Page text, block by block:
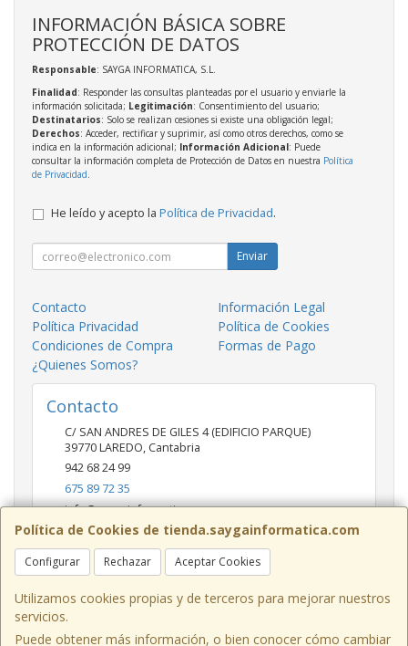
Política de Cookies de tienda.saygainformatica.com
Configurar Rechazar Aceptar Cookies
Utilizamos cookies propias y de terceros para mejorar nuestros
servicios.
Puede obtener más información, o bien conocer cómo cambiar
INFORMACIÓN BÁSICA SOBRE
PROTECCIÓN DE DATOS
Responsable: SAYGA INFORMATICA, S.L.
Finalidad: Responder las consultas planteadas por el usuario y enviarle la
información solicitada; Legitimación: Consentimiento del usuario;
Destinatarios: Solo se realizan cesiones si existe una obligación legal;
Derechos: Acceder, rectificar y suprimir, así como otros derechos, como se
indica en la información adicional; Información Adicional: Puede
consultar la información completa de Protección de Datos en nuestra Política
de Privacidad.
He leído y acepto la Política de Privacidad.
Enviar
Contacto
Información Legal
Política Privacidad
Política de Cookies
Condiciones de Compra
Formas de Pago
¿Quienes Somos?
Contacto
C/ SAN ANDRES DE GILES 4 (EDIFICIO PARQUE)
39770LAREDO, Cantabria
942 68 24 99
675 89 72 35
info@saygainformatica.com
Horario
10-14 / 19:00-20:30